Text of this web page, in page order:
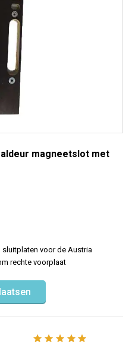
magneetslot met
voor de Austria
rechte voorplaat